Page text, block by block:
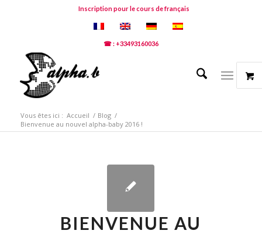
Inscription pour le cours de français
☎ : +33493160036
Vous êtes ici : Accueil / Blog /
Bienvenue au nouvel alpha-baby 2016 !
BIENVENUE AU